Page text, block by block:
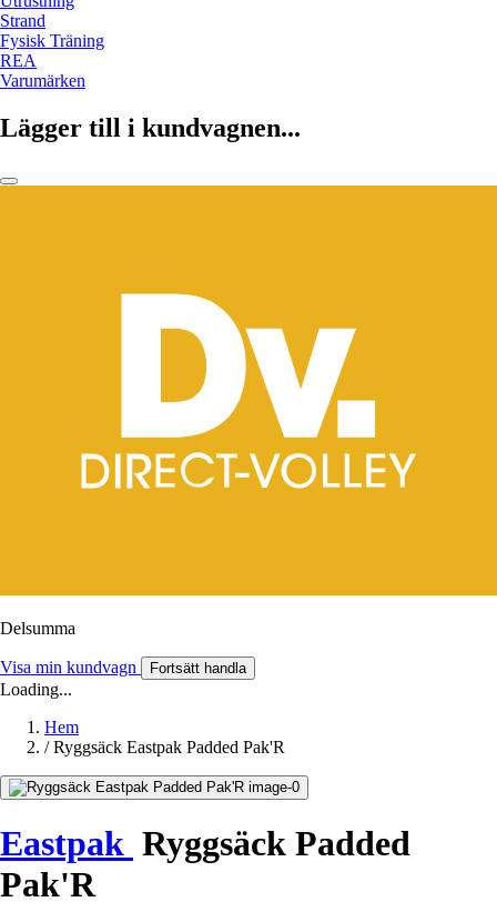
Strand
Fysisk Träning
REA
Varumärken
Lägger till i kundvagnen...
Delsumma
Visa min kundvagn Fortsätt handla
Loading...
Hem
/ Ryggsäck Eastpak Padded Pak'R
Eastpak Ryggsäck Padded
Pak'R